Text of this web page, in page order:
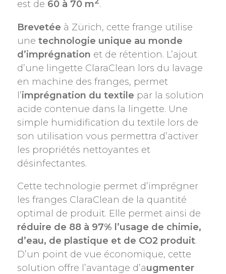
est de 60 à 70 m .
Brevetée à Zürich, cette frange utilise
une technologie unique au monde
d’imprégnation et de rétention. L’ajout
d’une lingette ClaraClean lors du lavage
en machine des franges, permet
l’imprégnation du textile par la solution
acide contenue dans la lingette. Une
simple humidification du textile lors de
son utilisation vous permettra d’activer
les propriétés nettoyantes et
désinfectantes.
Cette technologie permet d’imprégner
les franges ClaraClean de la quantité
optimal de produit. Elle permet ainsi de
réduire de 88 à 97% l’usage de chimie,
d’eau, de plastique et de CO2 produit.
D’un point de vue économique, cette
solution offre l’avantage d’augmenter